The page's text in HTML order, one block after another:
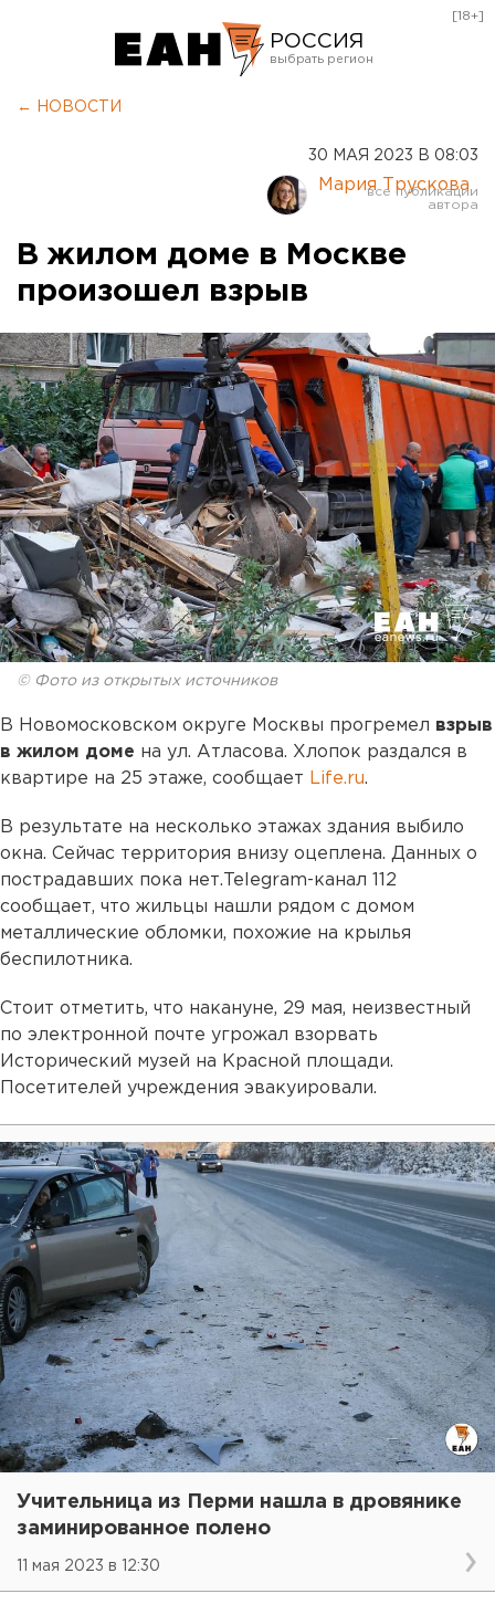
РОССИЯ
Курган
Оренбург
[18+]
← НОВОСТИ
30 МАЯ 2023 В 08:03
Мария Трускова
В жилом доме в Москве
произошел взрыв
© Фото из открытых источников
В Новомосковском округе Москвы прогремел взрыв
в жилом доме на ул. Атласова. Хлопок раздался в
квартире на 25 этаже, сообщает Life.ru.
В результате на несколько этажах здания выбило
окна. Сейчас территория внизу оцеплена. Данных о
пострадавших пока нет.Telegram-канал 112
сообщает, что жильцы нашли рядом с домом
металлические обломки, похожие на крылья
беспилотника.
Стоит отметить, что накануне, 29 мая, неизвестный
по электронной почте угрожал взорвать
Исторический музей на Красной площади.
Посетителей учреждения эвакуировали.
Учительница из Перми нашла в дровянике
заминированное полено
11 мая 2023 в 12:30